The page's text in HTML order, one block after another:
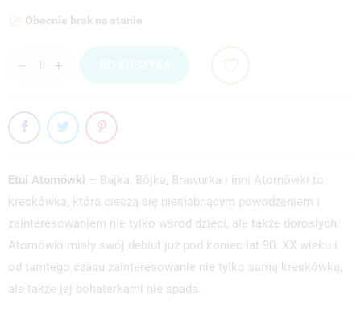
 Obecnie brak na stanie
Etui Atomówki – Bajka, Bójka, Brawurka i inni Atomówki to
kreskówka, która cieszą się niesłabnącym powodzeniem i
zainteresowaniem nie tylko wśród dzieci, ale także dorosłych.
Atomówki miały swój debiut już pod koniec lat 90. XX wieku i
od tamtego czasu zainteresowanie nie tylko samą kreskówką,
ale także jej bohaterkami nie spada.